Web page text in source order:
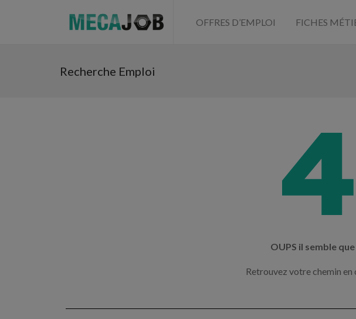
OFFRES D’EMPLOI FICHES
Recherche Emploi
OUPS il semble
Retrouvez votre chemin